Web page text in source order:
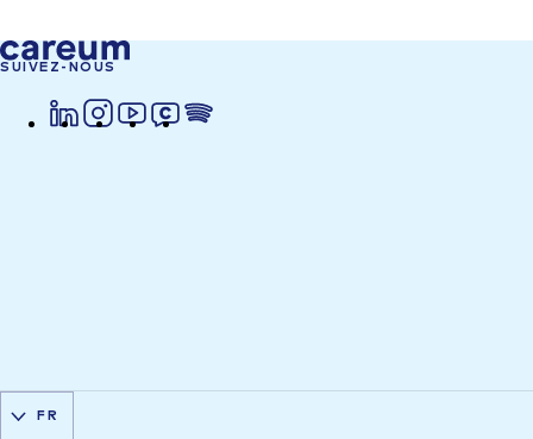
SUIVEZ-NOUS
FR